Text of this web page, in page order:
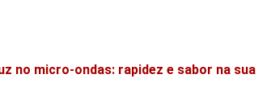
no micro-ondas: rapidez e sabor na sua